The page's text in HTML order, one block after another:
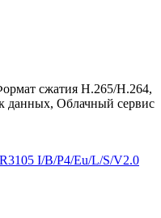
сжатия H.265/H.264,
данных, Облачный сервис
I/B/P4/Eu/L/S/V2.0